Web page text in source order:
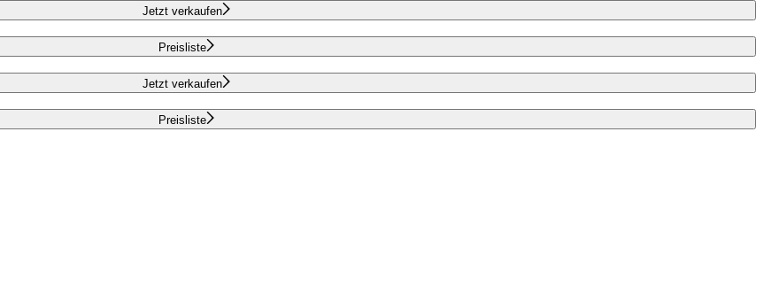
Jetzt verkaufen
Preisliste
Jetzt verkaufen
Preisliste